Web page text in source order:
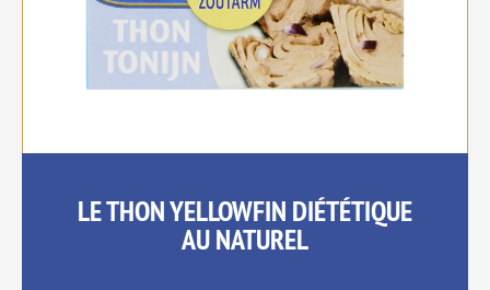
LE THON YELLOWFIN DIÉTÉTIQUE
AU NATUREL